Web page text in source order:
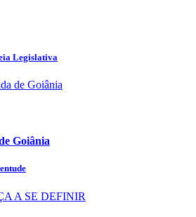
Legislativa
Goiânia